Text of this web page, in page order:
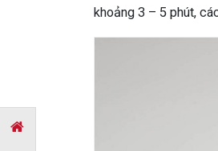
khoảng 3 – 5 phút,